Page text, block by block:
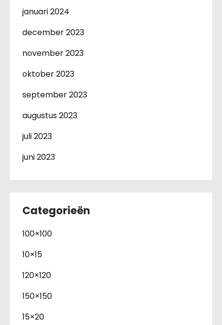
januari 2024
december 2023
november 2023
oktober 2023
september 2023
augustus 2023
juli 2023
juni 2023
Categorieën
100×100
10×15
120×120
150×150
15×20